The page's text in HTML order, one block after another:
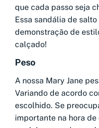
que cada passo seja
Essa sandália de
demonstração de
calçado!
Peso
A nossa Mary Jane
Variando de acordo
escolhido. Se
importante na hora